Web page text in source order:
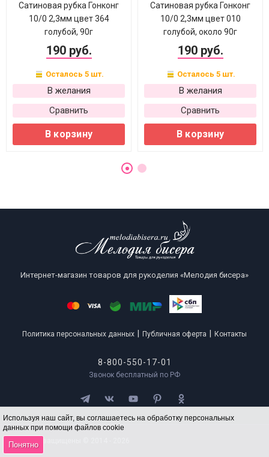
Используя наш сайт, вы соглашаетесь на обработку персональных
данных при помощи файлов cookie
Понятно
Сатиновая рубка Гонконг
10/0 2,3мм цвет 364
голубой, 90г
190 руб.
Осталось 5 шт.
В желания
Сравнить
В корзину
Сатиновая рубка Гонконг
10/0 2,3мм цвет 010
голубой, около 90г
190 руб.
Осталось 5 шт.
В желания
Сравнить
В корзину
Интернет-магазин товаров для рукоделия «Мелодия бисера»
Политика персональных данных Публичная оферта Контакты
8-800-550-17-01
Звонок бесплатный по РФ
Все права защищены © 2014 - 2026